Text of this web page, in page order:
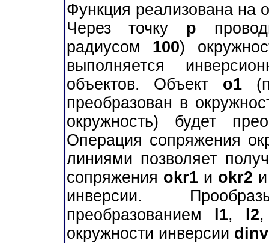
Функция реализована на
Через точку p
радиусом 100)
выполняется
объектов. Объект o1
преобразован в
окружность) будет
Операция сопряжения
линиями позволяет
сопряжения okr1и okr2
инверсии.
преобразованием
l1, l2
окружности инверсии dinv